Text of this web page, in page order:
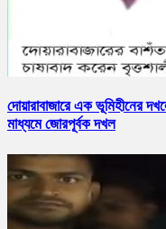
দোয়ারাবাজারে এক ভূমিহীনের
মাধ্যমে জোরপূর্বক দখল